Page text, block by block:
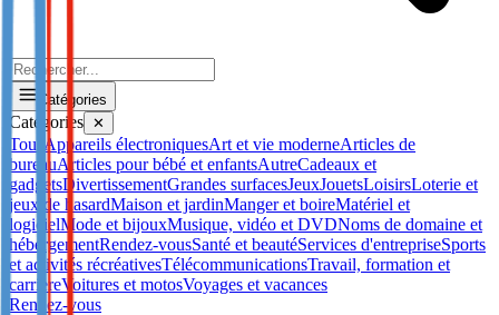
Catégories
Catégories ✕
Tous Appareils électroniquesArt et vie moderneArticles de
bureauArticles pour bébé et enfantsAutreCadeaux et
gadgetsDivertissementGrandes surfacesJeuxJouetsLoisirsLoterie et
jeux de hasardMaison et jardinManger et boireMatériel et
logicielMode et bijouxMusique, vidéo et DVDNoms de domaine et
hébergementRendez-vousSanté et beautéServices d'entrepriseSports
et activités récréativesTélécommunicationsTravail, formation et
carrièreVoitures et motosVoyages et vacances
Rendez-vous